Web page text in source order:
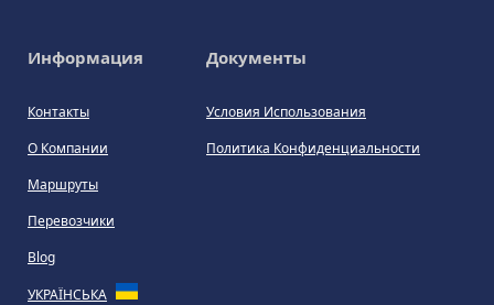
Информация
Контакты
О Компании
Маршруты
Перевозчики
Blog
УКРАЇНСЬКА
Документы
Условия Использования
Политика Конфиденциальности